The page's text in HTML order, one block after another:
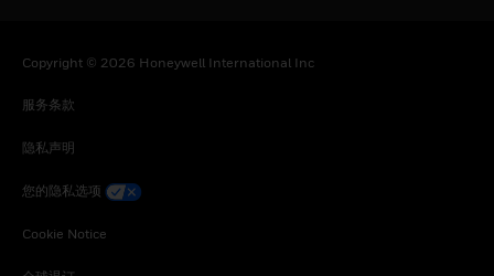
Copyright © 2026 Honeywell International Inc
服务条款
隐私声明
您的隐私选项
Cookie Notice